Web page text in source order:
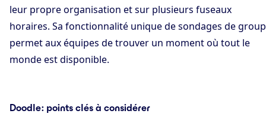
leur propre organisation et sur plusieurs fuseaux
horaires. Sa fonctionnalité unique de sondages de
permet aux équipes de trouver un moment où tout le
monde est disponible.
Doodle : points clés à considérer